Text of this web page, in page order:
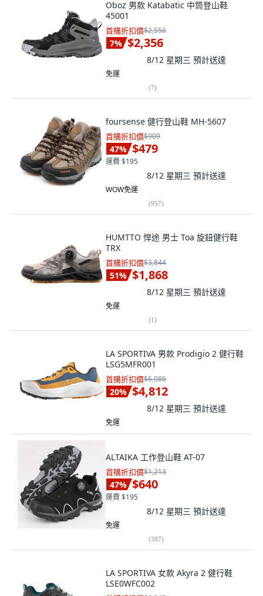
Oboz 男款 Katabatic 中筒登山鞋
45001
首購折扣價$2,556
7% $2,356
8/12 星期三 預計送達
免運
(7)
foursense 健行登山鞋 MH-5607
首購折扣價$909
47% $479
運費 $195
8/12 星期三 預計送達
WOW免運
(957)
HUMTTO 悍途 男士 Toa 旋鈕健行鞋
TRX
首購折扣價$3,844
51% $1,868
8/12 星期三 預計送達
免運
(1)
LA SPORTIVA 男款 Prodigio 2 健行鞋
LSG5MFR001
首購折扣價$6,086
20% $4,812
8/12 星期三 預計送達
免運
ALTAIKA 工作登山鞋 AT-07
首購折扣價$1,213
47% $640
運費 $195
8/12 星期三 預計送達
免運
(387)
LA SPORTIVA 女款 Akyra 2 健行鞋
LSE0WFC002